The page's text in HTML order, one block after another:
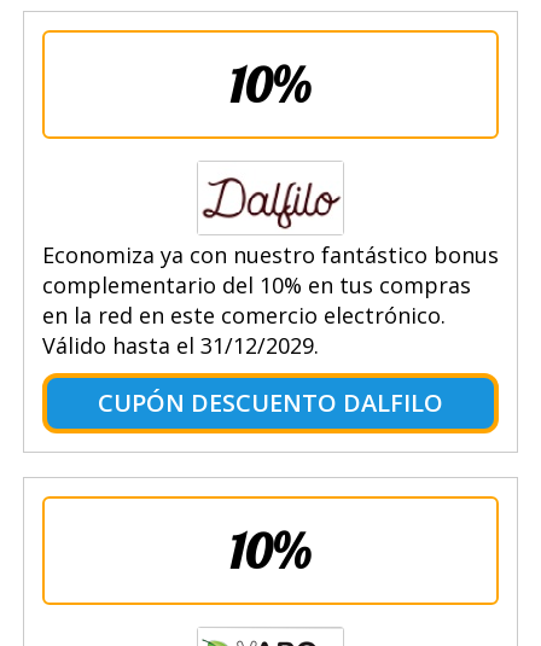
10%
Economiza ya con nuestro fantástico bonus
complementario del 10% en tus compras
en la red en este comercio electrónico.
Válido hasta el 31/12/2029.
CUPÓN DESCUENTO DALFILO
10%